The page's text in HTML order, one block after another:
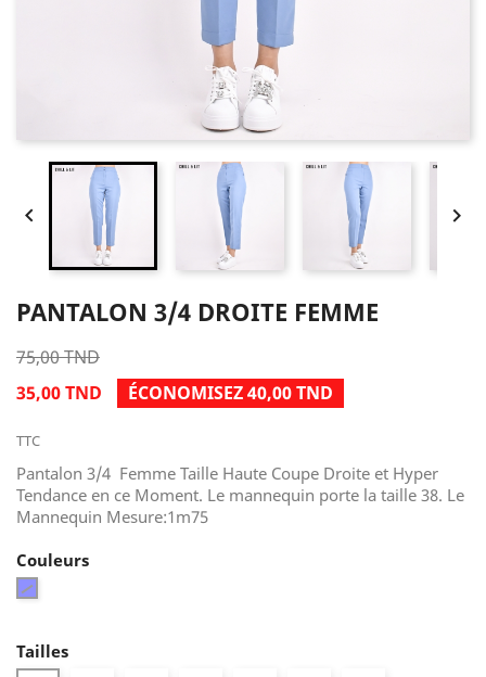
 
PANTALON 3/4 DROITE FEMME
75,00 TND
35,00 TND
ÉCONOMISEZ 40,00 TND
TTC
Pantalon 3/4 Femme Taille Haute Coupe Droite et Hyper
Tendance en ce Moment. Le mannequin porte la taille 38. Le
Mannequin Mesure:1m75
Couleurs
Tailles